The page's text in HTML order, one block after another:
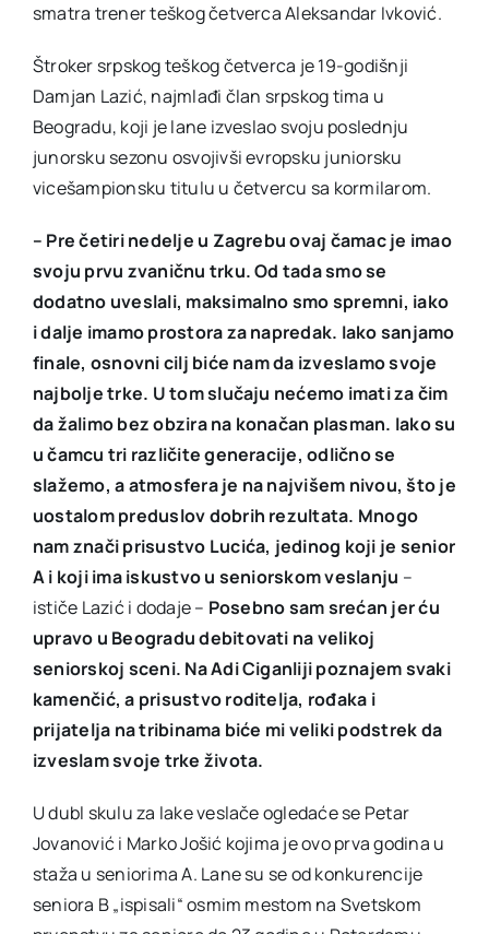
smatra trener teškog četverca Aleksandar Ivković.
Štroker srpskog teškog četverca je 19-godišnji
Damjan Lazić, najmlađi član srpskog tima u
Beogradu, koji je lane izveslao svoju poslednju
junorsku sezonu osvojivši evropsku juniorsku
vicešampionsku titulu u četvercu sa kormilarom.
– Pre četiri nedelje u Zagrebu ovaj čamac je imao
svoju prvu zvaničnu trku. Od tada smo se
dodatno uveslali, maksimalno smo spremni, iako
i dalje imamo prostora za napredak. Iako sanjamo
finale, osnovni cilj biće nam da izveslamo svoje
najbolje trke. U tom slučaju nećemo imati za čim
da žalimo bez obzira na konačan plasman. Iako su
u čamcu tri različite generacije, odlično se
slažemo, a atmosfera je na najvišem nivou, što je
uostalom preduslov dobrih rezultata. Mnogo
nam znači prisustvo Lucića, jedinog koji je senior
A i koji ima iskustvo u seniorskom veslanju –
ističe Lazić i dodaje – Posebno sam srećan jer ću
upravo u Beogradu debitovati na velikoj
seniorskoj sceni. Na Adi Ciganliji poznajem svaki
kamenčić, a prisustvo roditelja, rođaka i
prijatelja na tribinama biće mi veliki podstrek da
izveslam svoje trke života.
U dubl skulu za lake veslače ogledaće se Petar
Jovanović i Marko Jošić kojima je ovo prva godina u
staža u seniorima A. Lane su se od konkurencije
seniora B „ispisali“ osmim mestom na Svetskom